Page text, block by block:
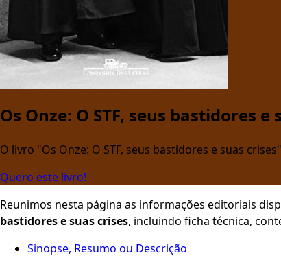
Os Onze: O STF, seus bastidores e
O livro "Os Onze: O STF, seus bastidores e suas
Quero este livro!
Reunimos nesta página as informações editoriais
bastidores e suas crises, incluindo ficha técnica,
Sinopse, Resumo ou Descrição